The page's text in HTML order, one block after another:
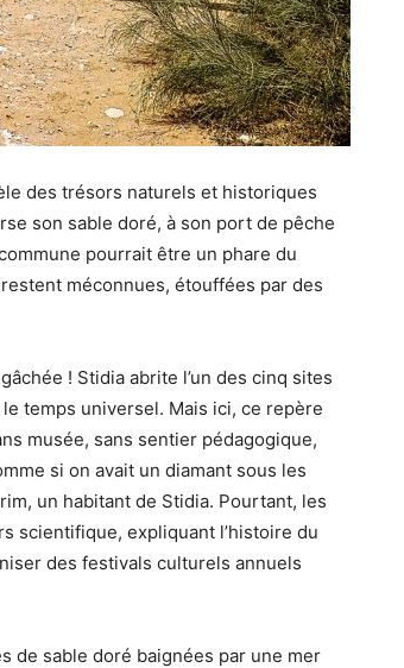
des trésors naturels et historiques
son sable doré, à son port de pêche
pourrait être un phare du
méconnues, étouffées par des
! Stidia abrite l’un des cinq sites
temps universel. Mais ici, ce repère
musée, sans sentier pédagogique,
si on avait un diamant sous les
un habitant de Stidia. Pourtant, les
scientifique, expliquant l’histoire du
des festivals culturels annuels
de sable doré baignées par une mer